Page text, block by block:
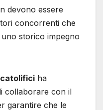
devono essere
concorrenti che
storico impegno
ha
collaborare con il
garantire che le